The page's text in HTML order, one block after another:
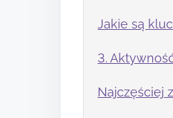
Jakie są
3.
Najczęściej